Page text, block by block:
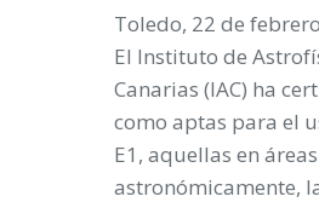
Toledo, 22 de
El Instituto de
Canarias (IAC) ha
como aptas para el
E1, aquellas en
astronómicamente,